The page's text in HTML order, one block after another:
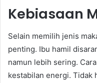
Kebiasaan
Selain memilih jenis
penting. Ibu hamil
namun lebih sering.
kestabilan energi. Tidak